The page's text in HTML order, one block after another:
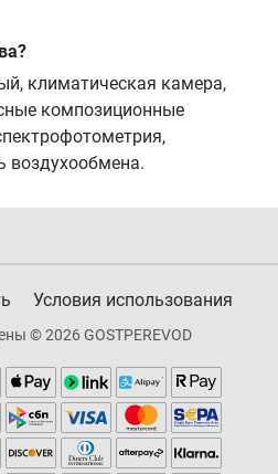
климатическая камера,
композиционные
воздухообмена.
Условия использования
© 2026 GOSTPEREVOD